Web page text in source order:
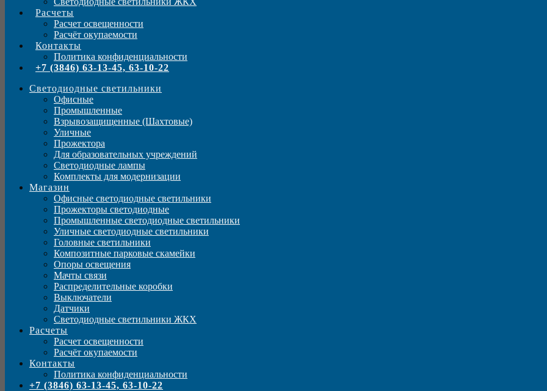
Расчеты
Расчет освещенности
Расчёт окупаемости
Контакты
Политика конфиденциальности
+7 (3846) 63-13-45, 63-10-22
Светодиодные светильники
Офисные
Промышленные
Взрывозащищенные (Шахтовые)
Уличные
Прожектора
Для образовательных учреждений
Светодиодные лампы
Комплекты для модернизации
Магазин
Офисные светодиодные светильники
Прожекторы светодиодные
Промышленные светодиодные светильники
Уличные светодиодные светильники
Головные светильники
Композитные парковые скамейки
Опоры освещения
Мачты связи
Распределительные коробки
Выключатели
Датчики
Светодиодные светильники ЖКХ
Расчеты
Расчет освещенности
Расчёт окупаемости
Контакты
Политика конфиденциальности
+7 (3846) 63-13-45, 63-10-22